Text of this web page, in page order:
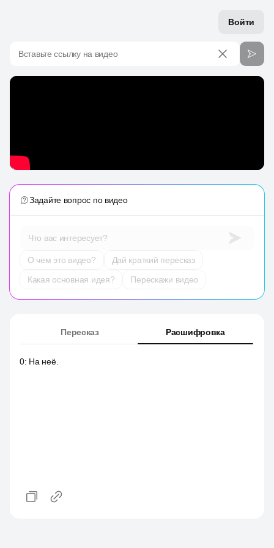
Войти
Вставьте ссылку на видео
Задайте вопрос по видео
Что вас интересует?
О чем это видео?
Дай краткий пересказ
Какая основная идея?
Перескажи видео
Пересказ Расшифровка
0: На неё.